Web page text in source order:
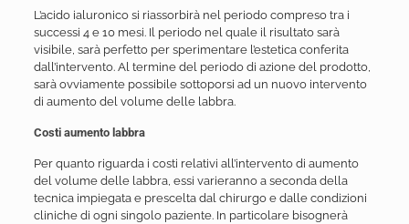
L’acido ialuronico si riassorbirà nel periodo compreso tra i
successi 4 e 10 mesi. Il periodo nel quale il risultato sarà
visibile, sarà perfetto per sperimentare l’estetica conferita
dall’intervento. Al termine del periodo di azione del prodotto,
sarà ovviamente possibile sottoporsi ad un nuovo intervento
di aumento del volume delle labbra.
Costi aumento labbra
Per quanto riguarda i costi relativi all’intervento di aumento
del volume delle labbra, essi varieranno a seconda della
tecnica impiegata e prescelta dal chirurgo e dalle condizioni
cliniche di ogni singolo paziente. In particolare bisognerà